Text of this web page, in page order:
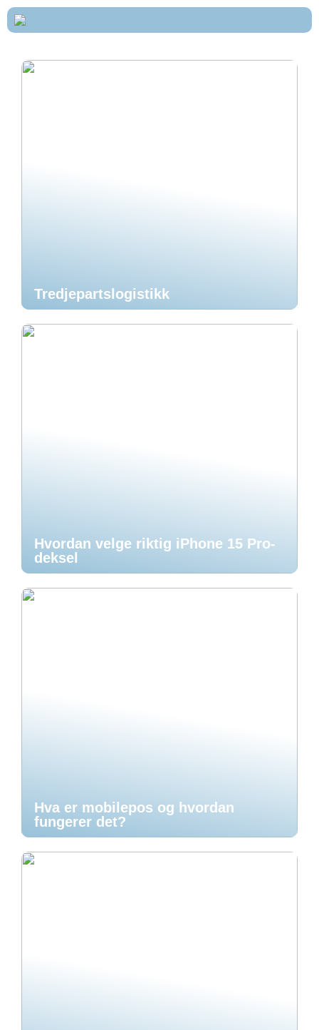
Tredjepartslogistikk
Hvordan velge riktig iPhone 15 Pro-
deksel
Hva er mobilepos og hvordan
fungerer det?